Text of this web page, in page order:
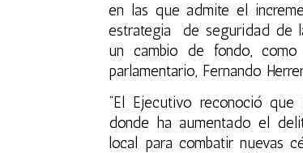
en las que admite el
estrategia de seguridad de
un cambio de fondo, como
parlamentario, Fernando
“El Ejecutivo reconoció que
donde ha aumentado el
local para combatir nuevas